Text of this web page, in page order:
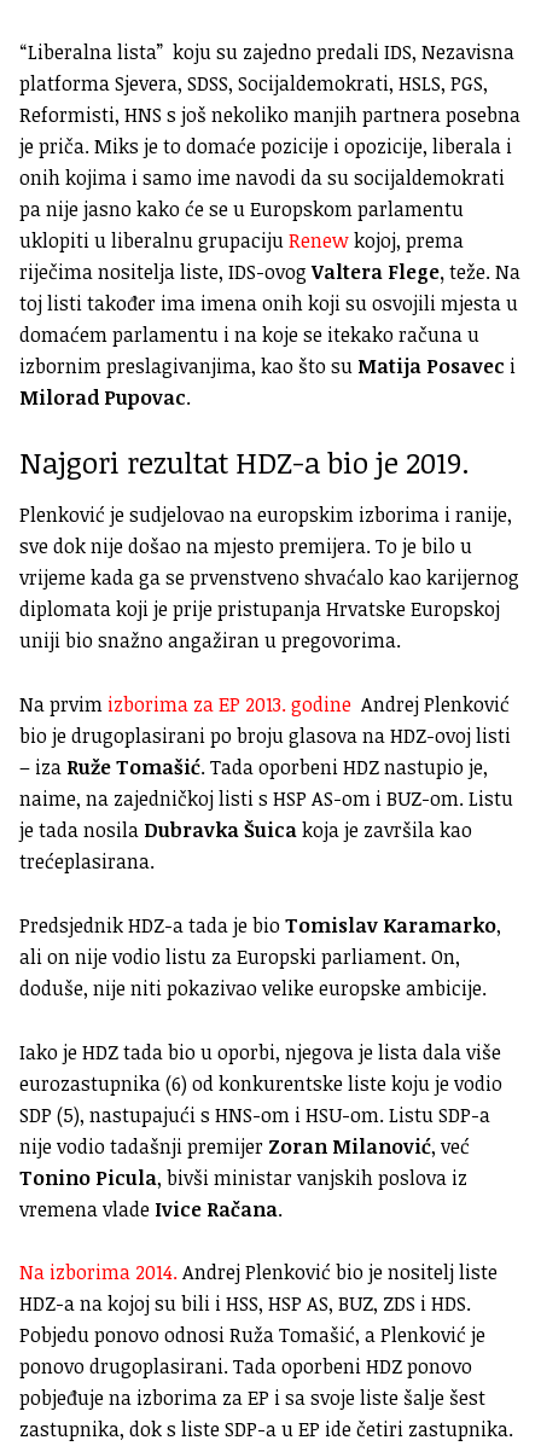
“Liberalna lista” koju su zajedno predali IDS, Nezavisna
platforma Sjevera, SDSS, Socijaldemokrati, HSLS, PGS,
Reformisti, HNS s još nekoliko manjih partnera posebna
je priča. Miks je to domaće pozicije i opozicije, liberala i
onih kojima i samo ime navodi da su socijaldemokrati
pa nije jasno kako će se u Europskom parlamentu
uklopiti u liberalnu grupacijuRenewkojoj, prema
riječima nositelja liste, IDS-ovogValtera Flege,teže. Na
toj listi također ima imena onih koji su osvojili mjesta u
domaćem parlamentu i na koje se itekako računa u
izbornim preslagivanjima, kao što su Matija Posavec i
Milorad Pupovac.
Najgori rezultat HDZ-a bio je 2019.
Plenković je sudjelovao na europskim izborima i ranije,
sve dok nije došao na mjesto premijera. To je bilo u
vrijeme kada ga se prvenstveno shvaćalo kao karijernog
diplomata koji je prije pristupanja Hrvatske Europskoj
uniji bio snažno angažiran u pregovorima.
Na prvim izborima za EP 2013. godine Andrej Plenković
bio je drugoplasirani po broju glasova na HDZ-ovoj listi
– iza Ruže Tomašić. Tada oporbeni HDZ nastupio je,
naime, na zajedničkoj listi s HSP AS-om i BUZ-om. Listu
je tada nosila Dubravka Šuicakoja je završila kao
trećeplasirana.
Predsjednik HDZ-a tada je bioTomislav Karamarko,
ali on nije vodio listu za Europski parliament. On,
doduše, nije niti pokazivao velike europske ambicije.
Iako je HDZ tada bio u oporbi, njegova je lista dala više
eurozastupnika (6) od konkurentske liste koju je vodio
SDP (5), nastupajući s HNS-om i HSU-om. Listu SDP-a
nije vodio tadašnji premijer Zoran Milanović, već
Tonino Picula, bivši ministar vanjskih poslova iz
vremena vlade Ivice Račana.
Na izborima 2014.Andrej Plenković bio je nositelj liste
HDZ-a na kojoj su bili i HSS, HSP AS, BUZ, ZDS i HDS.
Pobjedu ponovo odnosi Ruža Tomašić, a Plenković je
ponovo drugoplasirani. Tada oporbeni HDZ ponovo
pobjeđuje na izborima za EP i sa svoje liste šalje šest
zastupnika, dok s liste SDP-a u EP ide četiri zastupnika.